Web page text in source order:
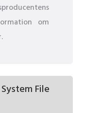
om
File